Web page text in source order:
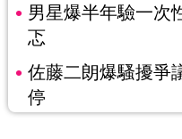
男星爆半年驗一
忑
佐藤二朗爆騷擾
停